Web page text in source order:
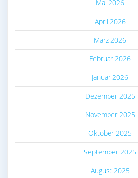
Mai 2026
April 2026
März 2026
Februar 2026
Januar 2026
Dezember 2025
November 2025
Oktober 2025
September 2025
August 2025